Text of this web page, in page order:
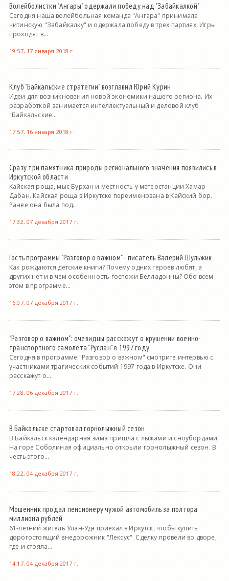
Волейболистки "Ангары" одержали победу над "Забайкалкой"
Сегодня наша волейбольная команда "Ангара" принимала
читинскую "Забайкалку" и одержала победу в трех партиях. Игры
проходят в...
19:57, 17 января 2018 г.
Клуб "Байкальские стратегии" возглавил Юрий Курин
Идеи для возникновения новой экономики нашего региона. Их
разработкой занимается интеллектуальный и деловой клуб
"Байкальские...
17:57, 16 января 2018 г.
Сразу три памятника природы регионального значения появились в
Иркутской области
Кайская роща, мыс Бурхан и местность у метеостанции Хамар-
Дабан. Кайская роща в Иркутске переименована в Кайский бор.
Ранее она была под...
17:32, 07 декабря 2017 г.
Гость программы "Разговор о важном" - писатель Валерий Шульжик
Как рождаются детские книги? Почему одних героев любят, а
других нет и в чем особенность госпожи Белладонны? Обо всем
этом в программе...
16:07, 07 декабря 2017 г.
"Разговор о важном": очевидцы расскажут о крушении военно-
транспортного самолета "Руслан" в 1997 году
Сегодня в программе "Разговор о важном" смотрите интервью с
участниками трагических событий 1997 года в Иркутске. Они
расскажут о...
17:28, 06 декабря 2017 г.
В Байкальске стартовал горнолыжный сезон
В Байкальск календарная зима пришла с лыжами и сноубордами.
На горе Соболиная официально открыли горнолыжный сезон. В
честь этого...
18:22, 04 декабря 2017 г.
Мошенник продал пенсионеру чужой автомобиль за полтора
миллиона рублей
61-летний житель Улан-Удэ приехал в Иркутск, чтобы купить
дорогостоящий внедорожник "Лексус". Сделку провели во дворе,
где и стояла...
14:17, 04 декабря 2017 г.